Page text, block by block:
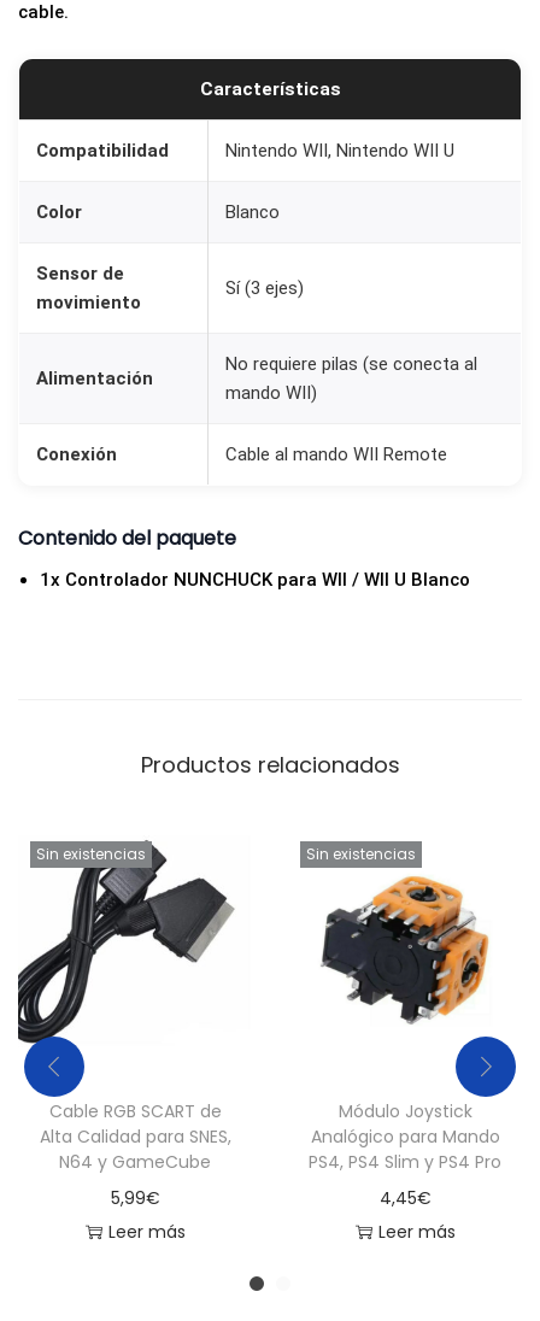
cable.
Características
Compatibilidad Nintendo WII, Nintendo WII U
Color Blanco
Sensor de
movimiento
Sí (3 ejes)
Alimentación
No requiere pilas (se conecta al
mando WII)
Conexión Cable al mando WII Remote
Contenido del paquete
1x Controlador NUNCHUCK para WII / WII U Blanco
Productos relacionados
Sin existencias
Cable RGB SCART de
Alta Calidad para SNES,
N64 y GameCube
5,99€
Leer más
Sin existencias
Módulo Joystick
Analógico para Mando
PS4, PS4 Slim y PS4 Pro
4,45€
Leer más